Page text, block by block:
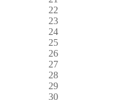
22
23
24
25
26
27
28
29
30